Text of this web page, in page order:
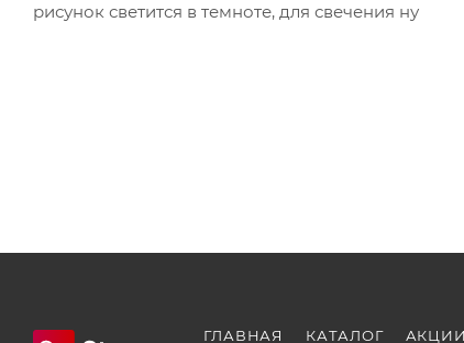
рисунок светится в темноте, для свечения ну
ГЛАВНАЯ КАТАЛОГ АКЦИИ